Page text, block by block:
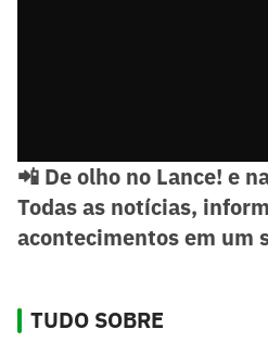
📲 De olho no Lance! e
Todas as notícias,
acontecimentos em um
TUDO SOBRE